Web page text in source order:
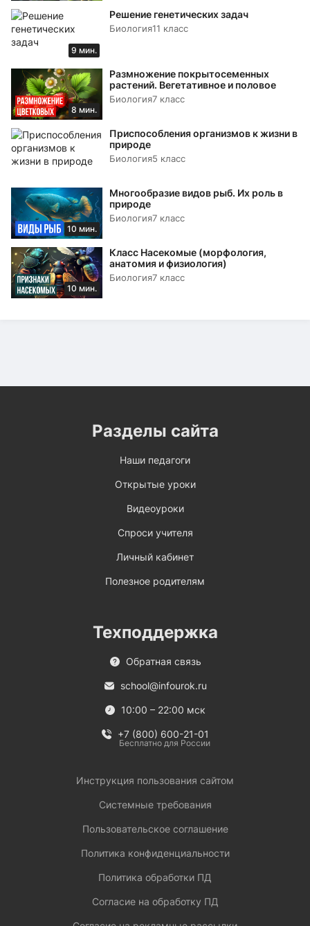
9 мин.
Решение генетических задач
Биология11 класс
8 мин.
Размножение покрытосеменных
растений. Вегетативное и половое
Биология7 класс
Приспособления организмов к жизни в
природе
Биология5 класс
10 мин.
Многообразие видов рыб. Их роль в
природе
Биология7 класс
10 мин.
Класс Насекомые (морфология,
анатомия и физиология)
Биология7 класс
Разделы сайта
Наши педагоги
Открытые уроки
Видеоуроки
Спроси учителя
Личный кабинет
Полезное родителям
Техподдержка
Обратная связь
school@infourok.ru
10:00 – 22:00 мск
+7 (800) 600-21-01
Бесплатно для России
Инструкция пользования сайтом
Системные требования
Пользовательское соглашение
Политика конфиденциальности
Политика обработки ПД
Согласие на обработку ПД